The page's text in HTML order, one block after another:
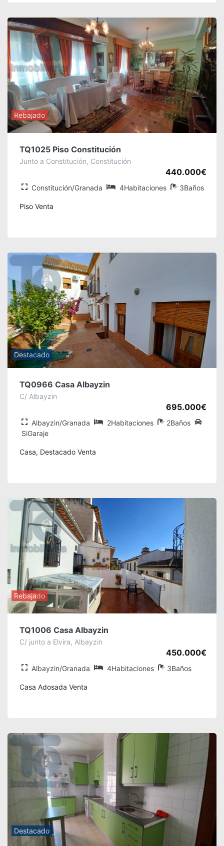
440.000€
Rebajado
TQ1025 Piso Constitución
Junto a Constitución, Constitución
Constitución/Granada 4Habitaciones 3Baños
Piso Venta
695.000€
Destacado
TQ0966 Casa Albayzin
C/ Albayzin
Albayzin/Granada 2Habitaciones
2Baños
SiGaraje
Casa, Destacado Venta
450.000€
Rebajado
TQ1006 Casa Albayzin
C/ junto a Elvira, Albayzin
Albayzin/Granada 4Habitaciones 3Baños
Casa Adosada Venta
Destacado